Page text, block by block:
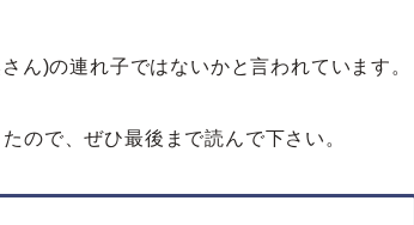
ん)の連れ子ではないかと言われています。
ので、ぜひ最後まで読んで下さい。